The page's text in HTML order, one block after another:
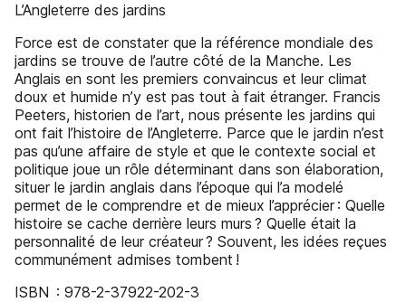
L’Angleterre des jardins
Force est de constater que la référence mondiale des
jardins se trouve de l’autre côté de la Manche. Les
Anglais en sont les premiers convaincus et leur climat
doux et humide n’y est pas tout à fait étranger. Francis
Peeters, historien de l’art, nous présente les jardins qui
ont fait l’histoire de l’Angleterre. Parce que le jardin n’est
pas qu’une affaire de style et que le contexte social et
politique joue un rôle déterminant dans son élaboration,
situer le jardin anglais dans l’époque qui l’a modelé
permet de le comprendre et de mieux l’apprécier : Quelle
histoire se cache derrière leurs murs ? Quelle était la
personnalité de leur créateur ? Souvent, les idées reçues
communément admises tombent !
ISBN : 978-2-37922-202-3